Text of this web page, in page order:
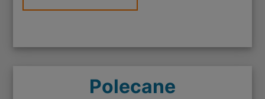
Polecane